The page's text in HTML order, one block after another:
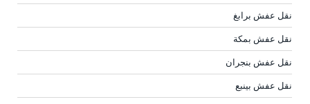
نقل عفش برابغ
نقل عفش بمكة
نقل عفش بنجران
نقل عفش بينبع